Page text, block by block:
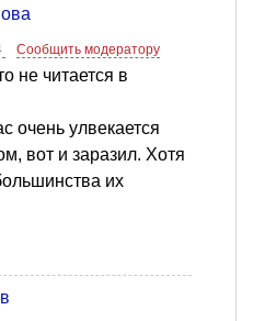
Сообщить модератору
не читается в
очень улвекается
вот и заразил. Хотя
их